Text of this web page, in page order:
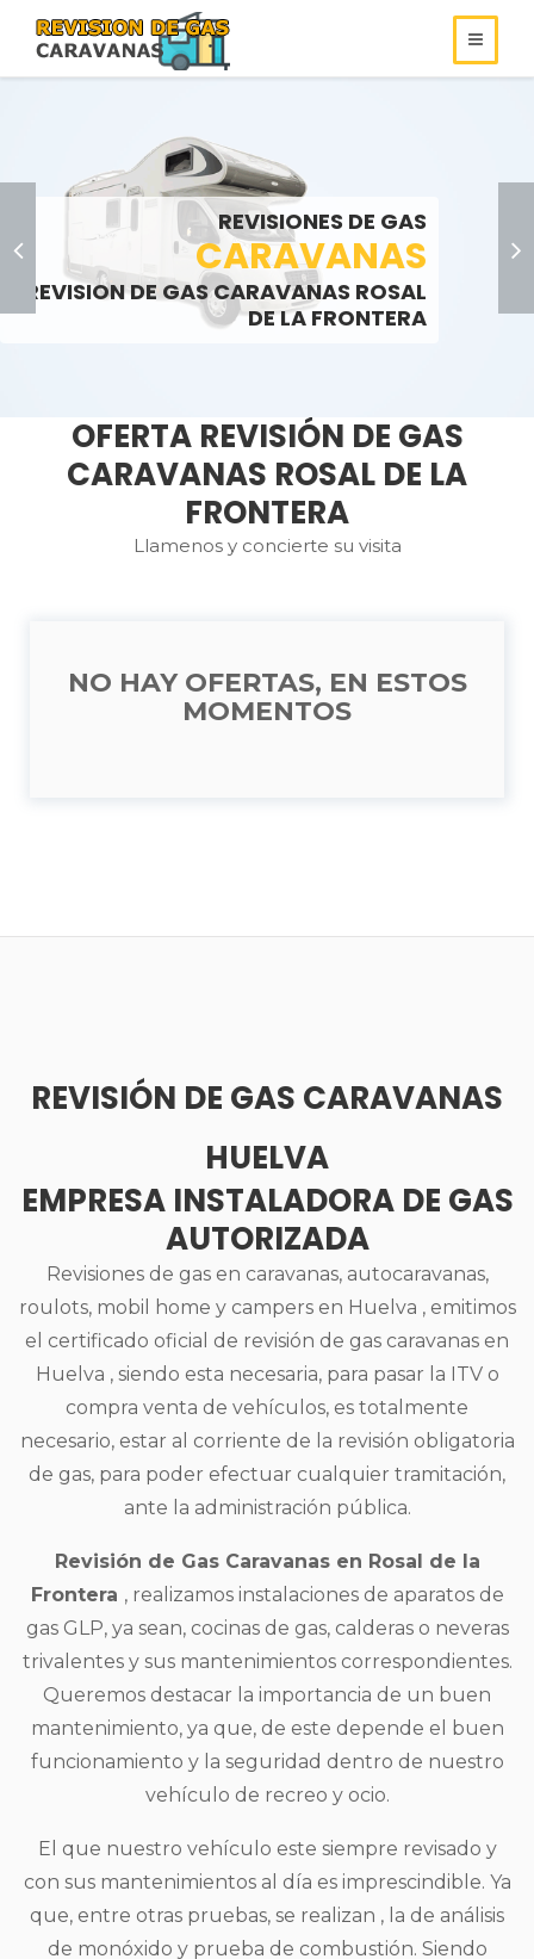
REVISIONES DE GAS
CARAVANAS
REVISION DE GAS CARAVANAS ROSAL
DE LA FRONTERA
>
REVISIONES DE
GAS
AUTOCARAVANAS
LLAMENOS:
REVISIONES DE GAS
ROULOTS
SOMOS ESPECIALISTAS EN
REVISIONES DE GAS
LLAMENOS:
OFERTA REVISIÓN DE GAS
CARAVANAS ROSAL DE LA
FRONTERA
Llamenos y concierte su visita
NO HAY OFERTAS, EN ESTOS
MOMENTOS
REVISIÓN DE GAS CARAVANAS
HUELVA
EMPRESA INSTALADORA DE GAS
AUTORIZADA
Revisiones de gas en caravanas, autocaravanas,
roulots, mobil home y campers en Huelva , emitimos
el certificado oficial de revisión de gas caravanas en
Huelva , siendo esta necesaria, para pasar la ITV o
compra venta de vehículos, es totalmente
necesario, estar al corriente de la revisión obligatoria
de gas, para poder efectuar cualquier tramitación,
ante la administración pública.
Revisión de Gas Caravanas en Rosal de la
Frontera , realizamos instalaciones de aparatos de
gas GLP, ya sean, cocinas de gas, calderas o neveras
trivalentes y sus mantenimientos correspondientes.
Queremos destacar la importancia de un buen
mantenimiento, ya que, de este depende el buen
funcionamiento y la seguridad dentro de nuestro
vehículo de recreo y ocio.
El que nuestro vehículo este siempre revisado y
con sus mantenimientos al día es imprescindible. Ya
que, entre otras pruebas, se realizan , la de análisis
de monóxido y prueba de combustión. Siendo